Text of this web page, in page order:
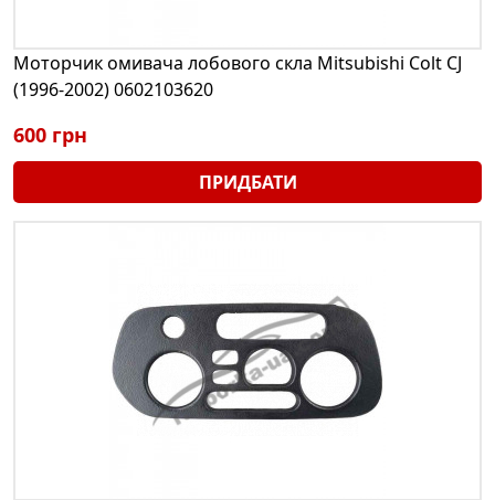
Моторчик омивача лобового скла Mitsubishi Colt CJ
(1996-2002) 0602103620
600 грн
ПРИДБАТИ